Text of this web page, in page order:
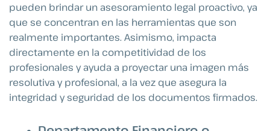
pueden brindar un asesoramiento legal proactivo, ya
que se concentran en las herramientas que son
realmente importantes. Asimismo, impacta
directamente en la competitividad de los
profesionales y ayuda a proyectar una imagen más
resolutiva y profesional, a la vez que asegura la
integridad y seguridad de los documentos firmados.